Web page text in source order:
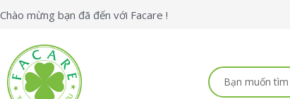
Nhảy
dung
Chào mừng bạn đã đến với Facare !
Search
...